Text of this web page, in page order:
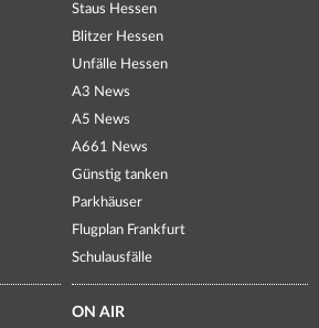
Staus Hessen
Blitzer Hessen
Unfälle Hessen
A3 News
A5 News
A661 News
Günstig tanken
Parkhäuser
Flugplan Frankfurt
Schulausfälle
ON AIR